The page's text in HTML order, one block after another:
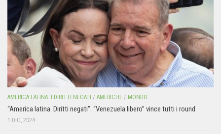
AMERICA LATINA: I DIRITTI NEGATI / AMERICHE / MONDO
“America latina. Diritti negati”. “Venezuela libero” vince tutti i round
1 DIC, 2024